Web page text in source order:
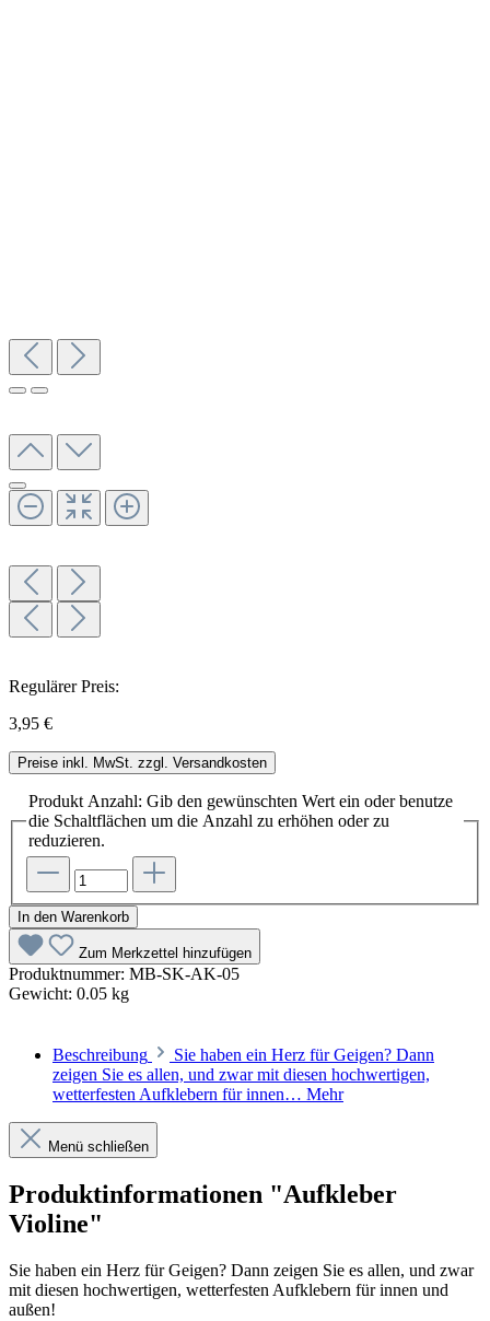
Regulärer Preis:
3,95 €
Preise inkl. MwSt. zzgl. Versandkosten
Produkt Anzahl: Gib den gewünschten Wert ein oder benutze
die Schaltflächen um die Anzahl zu erhöhen oder zu
reduzieren.
In den Warenkorb
Zum Merkzettel hinzufügen
Produktnummer: MB-SK-AK-05
Gewicht: 0.05 kg
Beschreibung
Sie haben ein Herz für Geigen? Dann
zeigen Sie es allen, und zwar mit diesen hochwertigen,
wetterfesten Aufklebern für innen… Mehr
Menü schließen
Produktinformationen "Aufkleber
Violine"
Sie haben ein Herz für Geigen? Dann zeigen Sie es allen, und zwar
mit diesen hochwertigen, wetterfesten Aufklebern für innen und
außen!